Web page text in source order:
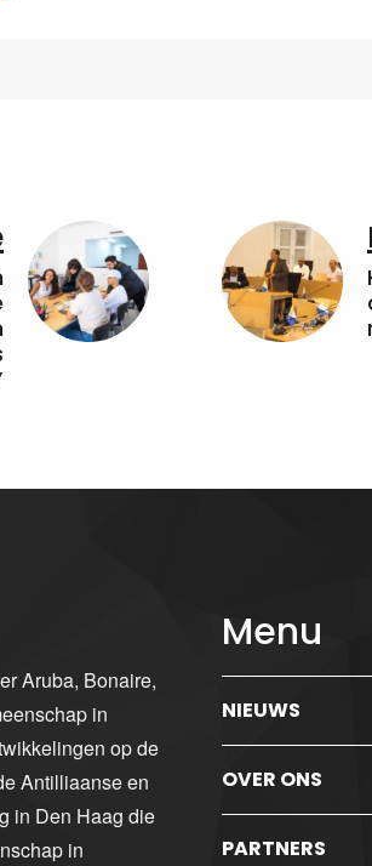
Aruba, Bonaire,
in
op de
Antilliaanse en
in Den Haag die
in
Menu
NIEUWS
OVER ONS
PARTNERS